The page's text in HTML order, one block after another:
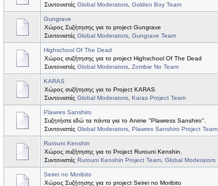
Συντονιστές Global Moderators, Golden Boy Team
Gungrave
Χώρος Συζήτησης για το project Gungrave
Συντονιστές Global Moderators, Gungrave Team
Highschool Of The Dead
Χώρος συζήτησης για το project Highschool Of The Dead
Συντονιστές Global Moderators, Zombie No Team
KARAS
Χώρος συζήτησης για το Project KARAS
Συντονιστές Global Moderators, Karas Project Team
Plawres Sanshiro
Συζητήστε εδώ τα πάντα για το Anime ''Plawress Sanshiro''.
Συντονιστές Global Moderators, Plawres Sanshiro Project Team
Rurouni Kenshin
Χώρος συζήτησης για το Project Rurouni Kenshin.
Συντονιστές Rurouni Kenshin Project Team, Global Moderators
Seirei no Moribito
Χώρος Συζήτησης για το project Seirei no Moribito